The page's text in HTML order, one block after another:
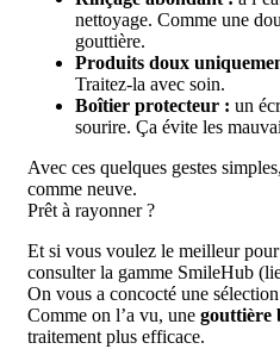
nettoyage. Comme une
gouttière.
Produits doux
Traitez-la avec soin.
Boîtier protecteur : un
sourire. Ça évite les
Avec ces quelques gestes
comme neuve.
Prêt à rayonner ?
Et si vous voulez le meilleur pour
consulter la gamme SmileHub
On vous a concocté une
Comme on l’a vu, une gouttière
traitement plus efficace.